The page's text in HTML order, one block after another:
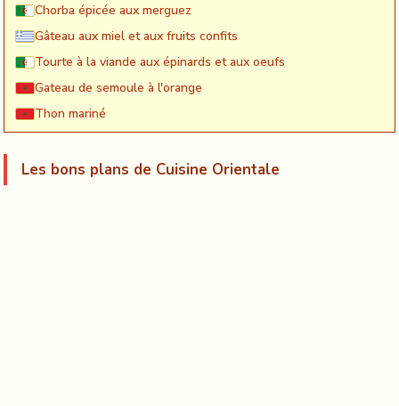
Chorba épicée aux merguez
Gâteau aux miel et aux fruits confits
Tourte à la viande aux épinards et aux oeufs
Gateau de semoule à l'orange
Thon mariné
Les bons plans de Cuisine Orientale